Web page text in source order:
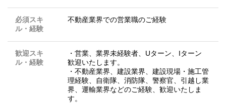
必須スキ
ル・経験
不動産業界での営業職のご経験
歓迎スキ
ル・経験
・営業、業界未経験者、Uターン、Iターン
歓迎いたします。
・不動産業界、建設業界、建設現場・施工管
理経験、自衛隊、消防隊、警察官、引越し業
界、運輸業界などのご経験、歓迎いたしま
す。